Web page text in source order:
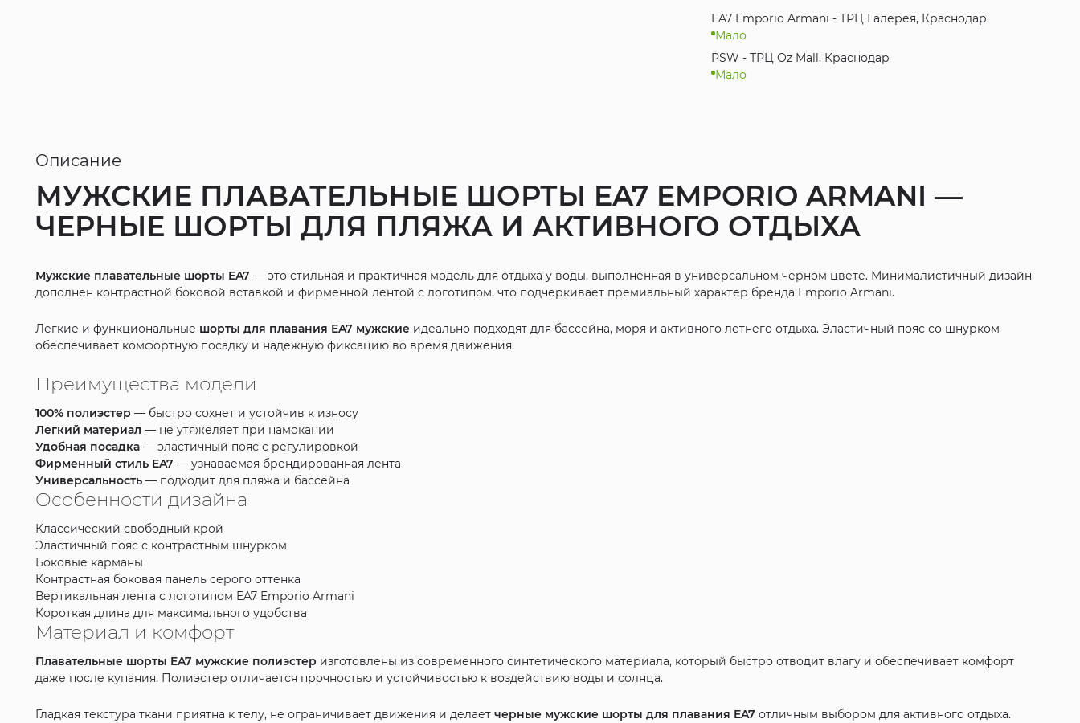
EA7 Emporio Armani - ТРЦ Галерея, Краснодар
Мало
PSW - ТРЦ Oz Mall, Краснодар
Мало
Описание
МУЖСКИЕ ПЛАВАТЕЛЬНЫЕ ШОРТЫ EA7 EMPORIO ARMANI —
ЧЕРНЫЕ ШОРТЫ ДЛЯ ПЛЯЖА И АКТИВНОГО ОТДЫХА
Мужские плавательные шорты EA7 — это стильная и практичная модель для отдыха у воды, выполненная в универсальном черном цвете. Минималистичный дизайн
дополнен контрастной боковой вставкой и фирменной лентой с логотипом, что подчеркивает премиальный характер бренда Emporio Armani.
Легкие и функциональные шорты для плавания EA7 мужские идеально подходят для бассейна, моря и активного летнего отдыха. Эластичный пояс со шнурком
обеспечивает комфортную посадку и надежную фиксацию во время движения.
Преимущества модели
100% полиэстер — быстро сохнет и устойчив к износу
Легкий материал — не утяжеляет при намокании
Удобная посадка — эластичный пояс с регулировкой
Фирменный стиль EA7 — узнаваемая брендированная лента
Универсальность — подходит для пляжа и бассейна
Особенности дизайна
Классический свободный крой
Эластичный пояс с контрастным шнурком
Боковые карманы
Контрастная боковая панель серого оттенка
Вертикальная лента с логотипом EA7 Emporio Armani
Короткая длина для максимального удобства
Материал и комфорт
Плавательные шорты EA7 мужские полиэстер изготовлены из современного синтетического материала, который быстро отводит влагу и обеспечивает комфорт
даже после купания. Полиэстер отличается прочностью и устойчивостью к воздействию воды и солнца.
Гладкая текстура ткани приятна к телу, не ограничивает движения и делаетчерные мужские шорты для плавания EA7 отличным выбором для активного отдыха.